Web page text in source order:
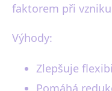
faktorem při
Výhody:
Zlepšuje
Pomáhá